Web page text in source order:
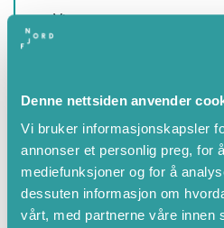
Denne nettsiden anvender
Vi bruker informasjonskapsler
annonser et personlig preg, for
mediefunksjoner og for å
dessuten informasjon om
vårt, med partnerne våre innen